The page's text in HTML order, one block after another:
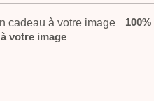
100%
votre image